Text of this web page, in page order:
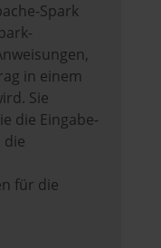
Spark
in einem
Sie
die Eingabe-
die
für die